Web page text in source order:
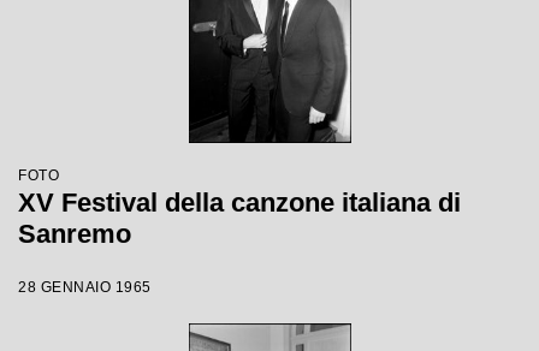
FOTO
XV Festival della canzone italiana di
Sanremo
28 GENNAIO 1965